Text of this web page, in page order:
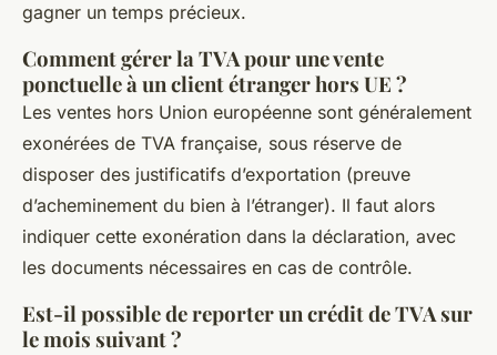
gagner un temps précieux.
Comment gérer la TVA pour une vente
ponctuelle à un client étranger hors UE ?
Les ventes hors Union européenne sont généralement
exonérées de TVA française, sous réserve de
disposer des justificatifs d’exportation (preuve
d’acheminement du bien à l’étranger). Il faut alors
indiquer cette exonération dans la déclaration, avec
les documents nécessaires en cas de contrôle.
Est-il possible de reporter un crédit de TVA sur
le mois suivant ?